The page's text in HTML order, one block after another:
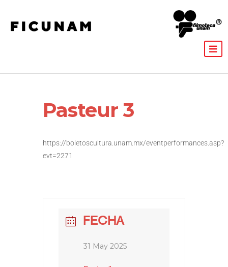
Pasteur 3
https://boletoscultura.unam.mx/eventperformances.asp?
evt=2271
FECHA
31 May 2025